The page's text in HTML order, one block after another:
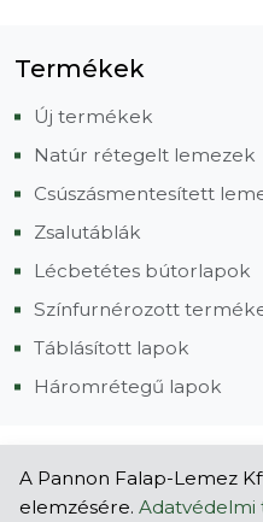
Termékek
Új termékek
Natúr rétegelt lemezek
Csúszásmentesített
Zsalutáblák
Lécbetétes bútorlapok
Színfurnérozott
Táblásított lapok
Háromrétegű lapok
© 2025 Pannon Falap-
2051 Biatorbágy, Tormásrét
A Pannon Falap-Lemez
elemzésére. Adatvédelmi